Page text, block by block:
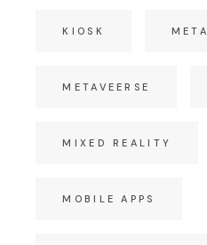
KIOSK META
METAVEERSE
MIXED REALITY
MOBILE APPS